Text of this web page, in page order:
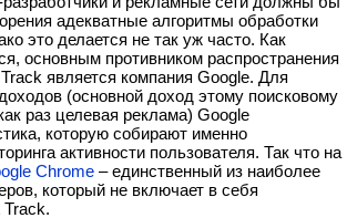
адекватные алгоритмы обработки
это делается не так уж часто. Как
основным противником распространения
является компания Google. Для
(основной доход этому поисковому
раз целевая реклама) Google
которую собирают именно
активности пользователя. Так что на
Chrome – единственный из наиболее
который не включает в себя
Track.